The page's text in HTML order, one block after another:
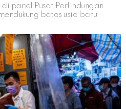
panel Pusat Perlindungan
batas usia baru.